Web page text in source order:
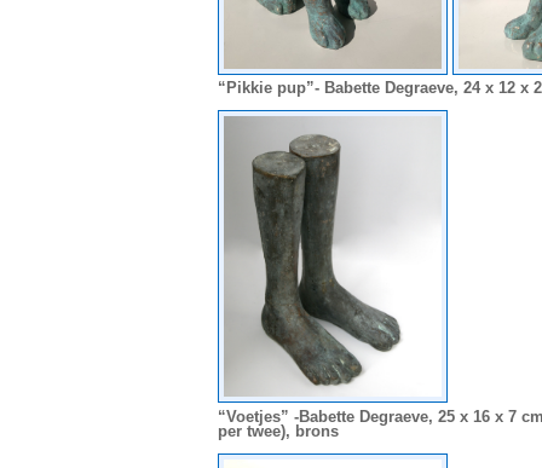
“Pikkie pup”- Babette Degraeve, 24 x 12 x
“Voetjes” -Babette Degraeve, 25 x 16 x 7
per twee), brons